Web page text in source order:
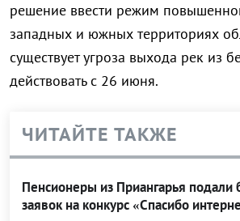
решение ввести режим
западных и южных территориях
существует угроза выхода рек из
действовать с 26 июня.
ЧИТАЙТЕ ТАКЖЕ
Пенсионеры из Приангарья подали
заявок на конкурс «Спасибо